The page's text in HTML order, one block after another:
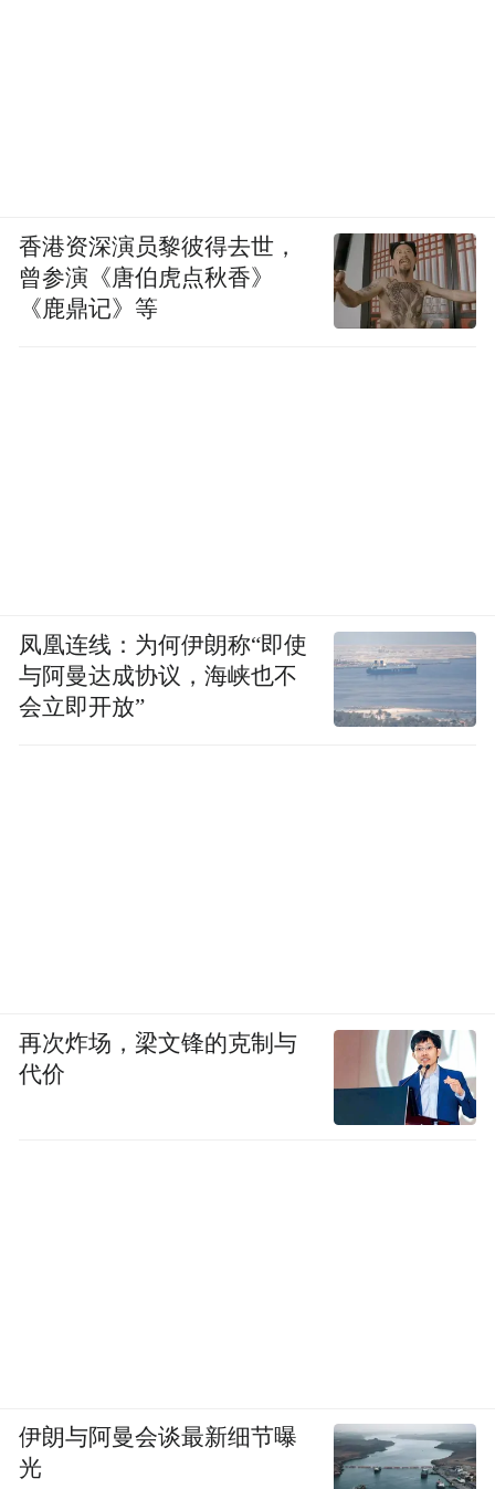
香港资深演员黎彼得去世，
曾参演《唐伯虎点秋香》
《鹿鼎记》等
凤凰连线：为何伊朗称“即使
与阿曼达成协议，海峡也不
会立即开放”
再次炸场，梁文锋的克制与
代价
伊朗与阿曼会谈最新细节曝
光